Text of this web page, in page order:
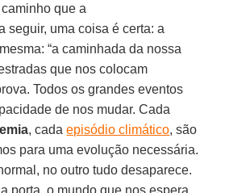
que a
seguir, uma coisa é certa: a
“a caminhada da nossa
que nos colocam
Todos os grandes eventos
de nos mudar. Cada
, cadaepisódio climático, são
para uma evolução necessária.
no outro tudo desaparece.
porta, o mundo que nos espera